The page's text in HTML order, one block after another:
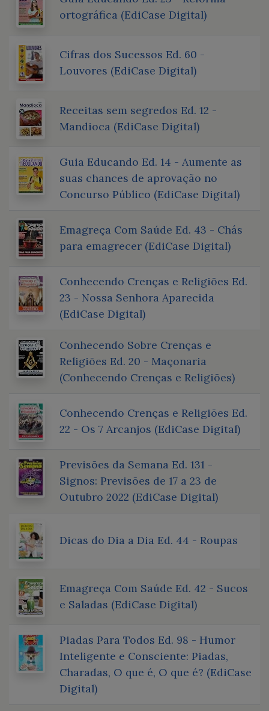
ortográfica (EdiCase Digital)
Cifras dos Sucessos Ed. 60 -
Louvores (EdiCase Digital)
Receitas sem segredos Ed. 12 -
Mandioca (EdiCase Digital)
Guia Educando Ed. 14 - Aumente as
suas chances de aprovação no
Concurso Público (EdiCase Digital)
Emagreça Com Saúde Ed. 43 - Chás
para emagrecer (EdiCase Digital)
Conhecendo Crenças e Religiões Ed.
23 - Nossa Senhora Aparecida
(EdiCase Digital)
Conhecendo Sobre Crenças e
Religiões Ed. 20 - Maçonaria
(Conhecendo Crenças e Religiões)
Conhecendo Crenças e Religiões Ed.
22 - Os 7 Arcanjos (EdiCase Digital)
Previsões da Semana Ed. 131 -
Signos: Previsões de 17 a 23 de
Outubro 2022 (EdiCase Digital)
Dicas do Dia a Dia Ed. 44 - Roupas
Emagreça Com Saúde Ed. 42 - Sucos
e Saladas (EdiCase Digital)
Piadas Para Todos Ed. 98 - Humor
Inteligente e Consciente: Piadas,
Charadas, O que é, O que é? (EdiCase
Digital)